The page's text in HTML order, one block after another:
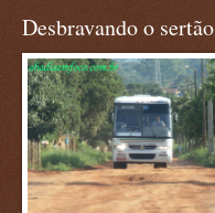
Desbravando o sertão